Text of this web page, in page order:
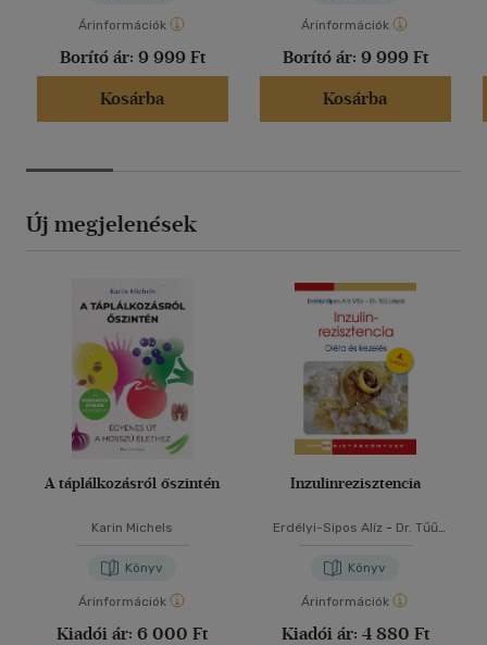
Árinformációk
Borító ár: 9 999 Ft
Kosárba
Árinformációk
Borító ár: 9 999 Ft
Kosárba
Új megjelenések
A táplálkozásról őszintén
Karin Michels
Könyv
Árinformációk
Kiadói ár: 6 000 Ft
Inzulinrezisztencia
Erdélyi-Sipos Alíz- Dr. Tűű
Könyv
Árinformációk
Kiadói ár: 4 880 Ft